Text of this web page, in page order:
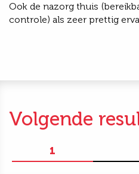
Ook de nazorg thuis
controle) als zeer prettig
Volgende
1